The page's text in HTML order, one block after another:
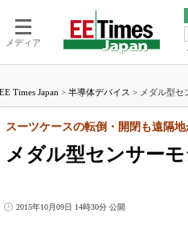
メディア
電池／エ
福
湯
EE Times Japan > 半導体デバイス > メダル型セ
メダル型センサー
スーツケースの転倒・開閉も遠隔
2015年10月09日 14時30分 公開